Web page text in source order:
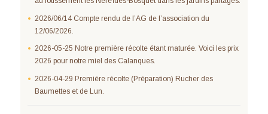
2026/06/14 Compte rendu de l’AG de l’association du
12/06/2026.
2026-05-25 Notre première récolte étant maturée. Voici les prix
2026 pour notre miel des Calanques.
2026-04-29 Première récolte (Préparation) Rucher des
Baumettes et de Lun.